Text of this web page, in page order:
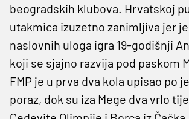
beogradskih klubova. Hrvatskoj
utakmica izuzetno zanimljiva jer
naslovnih uloga igra 19-godišnji
koji se sjajno razvija pod paskom
FMP je u prva dva kola upisao po
poraz, dok su iza Mege dva vrlo